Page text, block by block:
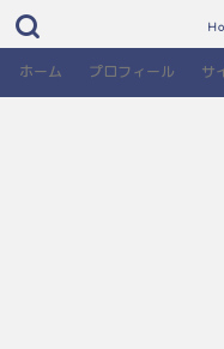
ホーム プロフィール サ